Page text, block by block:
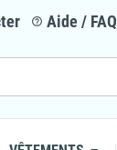
help_outline Aide / FAQ